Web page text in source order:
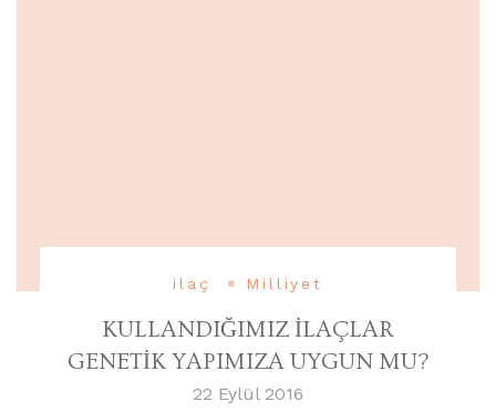
ilaç Milliyet
KULLANDIĞIMIZ İLAÇLAR
GENETİK YAPIMIZA UYGUN MU?
22 Eylül 2016